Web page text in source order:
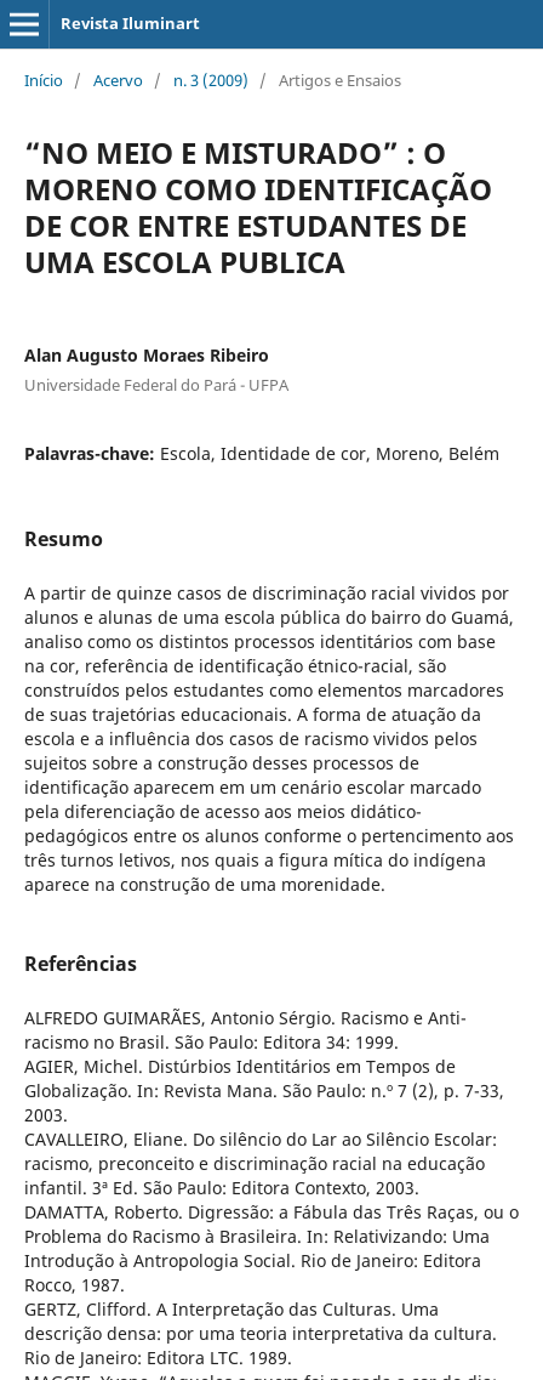
Revista Iluminart
Início / Acervo / n. 3 (2009) / Artigos e Ensaios
“NO MEIO E MISTURADO” : O
MORENO COMO IDENTIFICAÇÃO
DE COR ENTRE ESTUDANTES DE
UMA ESCOLA PUBLICA
Alan Augusto Moraes Ribeiro
Universidade Federal do Pará - UFPA
Palavras-chave: Escola, Identidade de cor, Moreno, Belém
Resumo
A partir de quinze casos de discriminação racial vividos por
alunos e alunas de uma escola pública do bairro do Guamá,
analiso como os distintos processos identitários com base
na cor, referência de identificação étnico-racial, são
construídos pelos estudantes como elementos marcadores
de suas trajetórias educacionais. A forma de atuação da
escola e a influência dos casos de racismo vividos pelos
sujeitos sobre a construção desses processos de
identificação aparecem em um cenário escolar marcado
pela diferenciação de acesso aos meios didático-
pedagógicos entre os alunos conforme o pertencimento aos
três turnos letivos, nos quais a figura mítica do indígena
aparece na construção de uma morenidade.
Referências
ALFREDO GUIMARÃES, Antonio Sérgio. Racismo e Anti-
racismo no Brasil. São Paulo: Editora 34: 1999.
AGIER, Michel. Distúrbios Identitários em Tempos de
Globalização. In: Revista Mana. São Paulo: n.º 7 (2), p. 7-33,
2003.
CAVALLEIRO, Eliane. Do silêncio do Lar ao Silêncio Escolar:
racismo, preconceito e discriminação racial na educação
infantil. 3ª Ed. São Paulo: Editora Contexto, 2003.
DAMATTA, Roberto. Digressão: a Fábula das Três Raças, ou o
Problema do Racismo à Brasileira. In: Relativizando: Uma
Introdução à Antropologia Social. Rio de Janeiro: Editora
Rocco, 1987.
GERTZ, Clifford. A Interpretação das Culturas. Uma
descrição densa: por uma teoria interpretativa da cultura.
Rio de Janeiro: Editora LTC. 1989.